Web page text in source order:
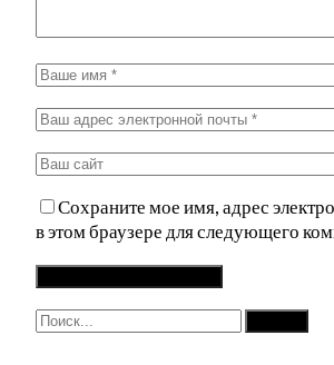
Сохраните мое имя, адрес
в этом браузере для следующего